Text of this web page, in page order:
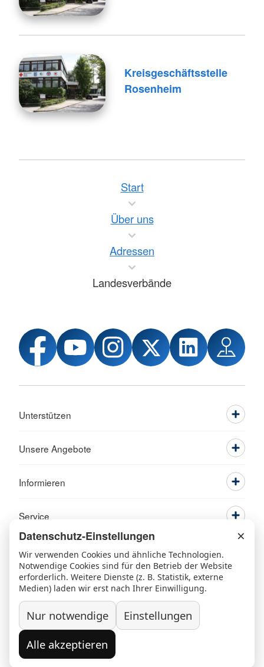
Kreisgeschäftsstelle
Rosenheim
Start
Über uns
Adressen
Landesverbände
Unterstützen
Unsere Angebote
Informieren
Service
Ansprechpartner Kontakt
Datenschutz Grundsatzerklärung nach LkSG
Datenschutz-Einstellungen ×
Wir verwenden Cookies und ähnliche Technologien.
Notwendige Cookies sind für den Betrieb der Website
erforderlich. Weitere Dienste (z. B. Statistik, externe
Medien) laden wir erst nach Ihrer Einwilligung.
Nur notwendige
Einstellungen
Alle akzeptieren